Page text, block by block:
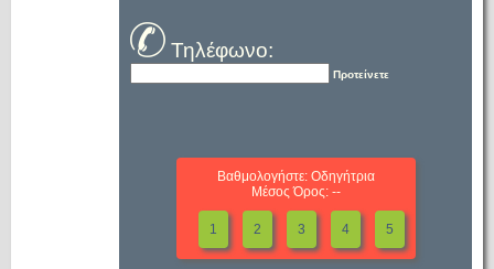
Τηλέφωνο:
Προτείνετε
Βαθμολογήστε: Οδηγήτρια
Μέσος Όρος: --
1 2 3 4 5